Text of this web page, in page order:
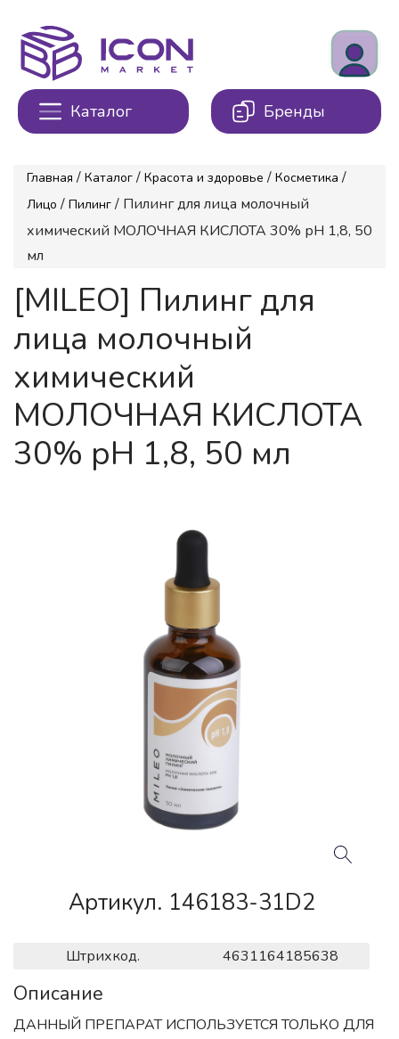
Каталог Бренды
Главная / Каталог / Красота и здоровье / Косметика /
Лицо / Пилинг / Пилинг для лица молочный
химический МОЛОЧНАЯ КИСЛОТА 30% рН 1,8, 50
мл
[MILEO] Пилинг для
лица молочный
химический
МОЛОЧНАЯ КИСЛОТА
30% рН 1,8, 50 мл
Артикул. 146183-31D2
Штрихкод. 4631164185638
Описание
ДАННЫЙ ПРЕПАРАТ ИСПОЛЬЗУЕТСЯ ТОЛЬКО ДЛЯ